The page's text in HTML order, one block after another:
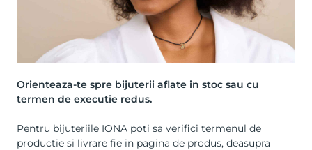
Orienteaza-te spre bijuterii aflate in stoc sau cu
termen de executie redus.
Pentru bijuteriile IONA poti sa verifici termenul de
productie si livrare fie in pagina de produs, deasupra